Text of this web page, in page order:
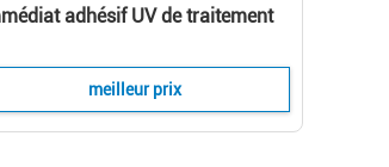
adhésif UV de traitement
d'an
meilleur prix